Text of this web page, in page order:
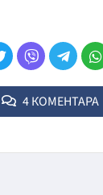
4 КОМЕНТАРА